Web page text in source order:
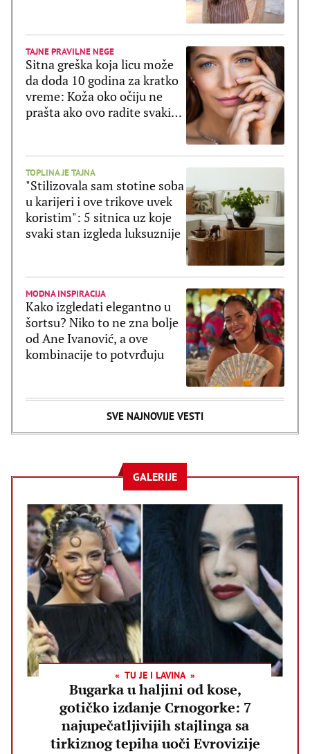
TAJNE PRAVILNE NEGE
Sitna greška koja licu može
da doda 10 godina za kratko
vreme: Koža oko očiju ne
prašta ako ovo radite svaki
TOPLINA JE TAJNA
"Stilizovala sam stotine soba
u karijeri i ove trikove uvek
koristim": 5 sitnica uz koje
svaki stan izgleda luksuznije
MODNA INSPIRACIJA
Kako izgledati elegantno u
šortsu? Niko to ne zna bolje
od Ane Ivanović, a ove
kombinacije to potvrđuju
SVE NAJNOVIJE VESTI
GALERIJE
TU JE I LAVINA
Bugarka u haljini od kose,
gotičko izdanje Crnogorke: 7
najupečatljivijih stajlinga sa
tirkiznog tepiha uoči Evrovizije